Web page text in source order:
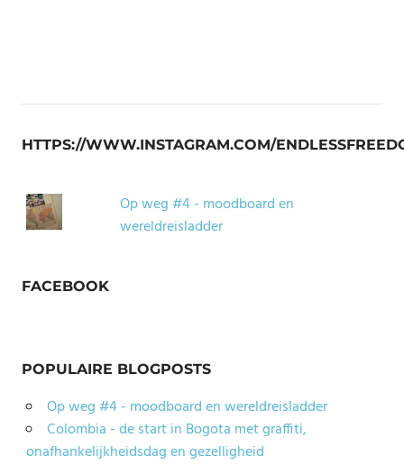
HTTPS://WWW.INSTAGRAM.COM/
Op weg #4 - moodboard en
wereldreisladder
FACEBOOK
POPULAIRE BLOGPOSTS
Op weg #4 - moodboard en wereldreisladder
Colombia - de start in Bogota met graffiti,
onafhankelijkheidsdag en gezelligheid